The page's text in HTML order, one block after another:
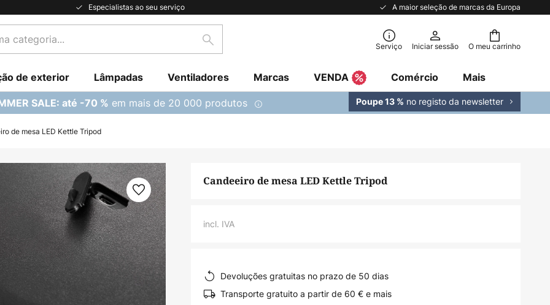
Especialistas ao seu serviço A maior seleção de marcas da Europa
O meu carrinho
Pesquisar Serviço Iniciar sessão
de exterior Lâmpadas Ventiladores Marcas VENDA Comércio Mais
SALE: até -70 % em mais de 20 000 produtos Poupe 13 % no registo da newsletter
de mesa LED Kettle Tripod
Candeeiro de mesa LED Kettle Tripod
incl. IVA
Devoluções gratuitas no prazo de 50 dias
Transporte gratuito a partir de 60 € e mais